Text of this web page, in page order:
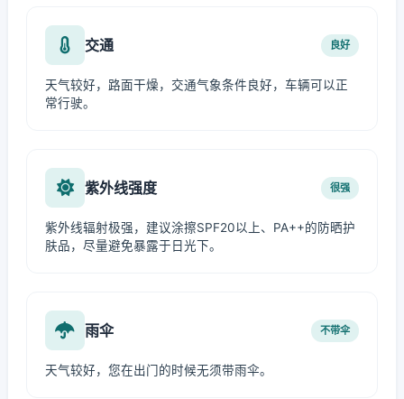
交通 良好
天气较好，路面干燥，交通气象条件良好，车辆可以正
常行驶。
紫外线强度 很强
紫外线辐射极强，建议涂擦SPF20以上、PA++的防晒护
肤品，尽量避免暴露于日光下。
雨伞 不带伞
天气较好，您在出门的时候无须带雨伞。